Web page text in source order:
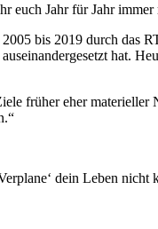
euch Jahr für Jahr
bis 2019 durch das
hat.
früher eher
dein Leben